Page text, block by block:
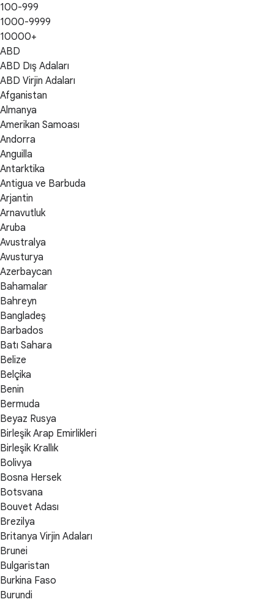
100-999
1000-9999
10000+
ABD
ABD Dış Adaları
ABD Virjin Adaları
Afganistan
Almanya
Amerikan Samoası
Andorra
Anguilla
Antarktika
Antigua ve Barbuda
Arjantin
Arnavutluk
Aruba
Avustralya
Avusturya
Azerbaycan
Bahamalar
Bahreyn
Bangladeş
Barbados
Batı Sahara
Belize
Belçika
Benin
Bermuda
Beyaz Rusya
Birleşik Arap Emirlikleri
Birleşik Krallık
Bolivya
Bosna Hersek
Botsvana
Bouvet Adası
Brezilya
Britanya Virjin Adaları
Brunei
Bulgaristan
Burkina Faso
Burundi